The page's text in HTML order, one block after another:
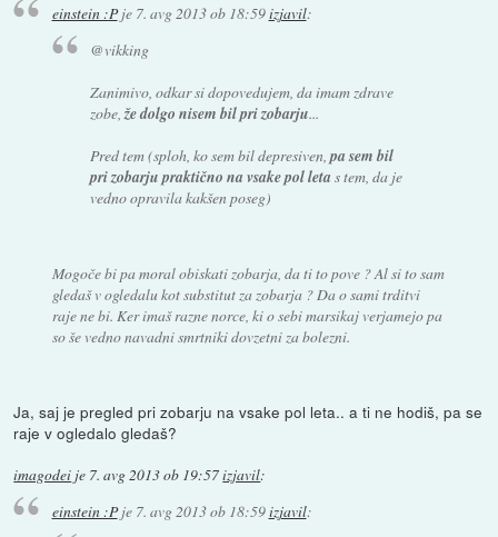
einstein :Pje 7. avg 2013 ob 18:59izjavil:
@vikking
Zanimivo, odkar si dopovedujem, da imam zdrave
zobe,že dolgo nisem bil pri zobarju...
Pred tem (sploh, ko sem bil depresiven,pa sem bil
pri zobarju praktično na vsake pol leta s tem, da je
vedno opravila kakšen poseg)
Mogoče bi pa moral obiskati zobarja, da ti to pove ? Al si to sam
gledaš v ogledalu kot substitut za zobarja ? Da o sami trditvi
raje ne bi. Ker imaš razne norce, ki o sebi marsikaj verjamejo pa
so še vedno navadni smrtniki dovzetni za bolezni.
Ja, saj je pregled pri zobarju na vsake pol leta.. a ti ne hodiš, pa se
raje v ogledalo gledaš?
imagodei je 7. avg 2013 ob 19:57izjavil:
einstein :Pje 7. avg 2013 ob 18:59izjavil: